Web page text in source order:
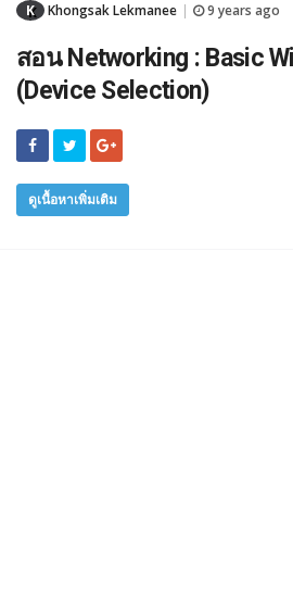
K Khongsak Lekmanee 9 years ago
สอน Networking : Basic
(Device Selection)
ดูเนื้อหาเพิ่มเติม